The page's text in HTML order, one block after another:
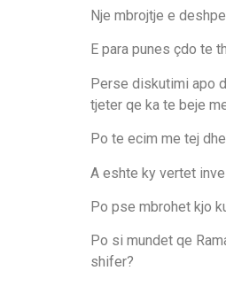
Nje mbrojtje e
E para punes çdo te
Perse diskutimi apo
tjeter qe ka te beje
Po te ecim me tej
A eshte ky vertet
Po pse mbrohet kjo
Po si mundet qe
shifer?